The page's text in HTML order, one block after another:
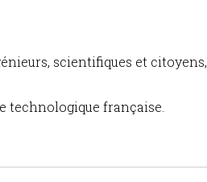
scientifiques et citoyens,
technologique française.